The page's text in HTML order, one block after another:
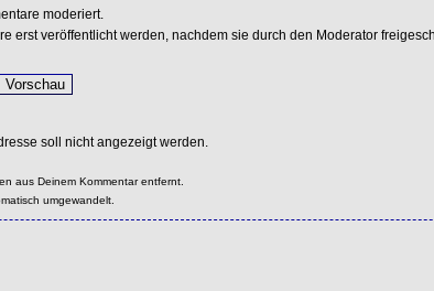
moderiert.
erst veröffentlicht werden, nachdem sie durch den Moderator
soll nicht angezeigt werden.
aus Deinem Kommentar entfernt.
umgewandelt.